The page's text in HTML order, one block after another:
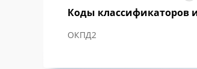
Коды классификаторов
ОКПД2